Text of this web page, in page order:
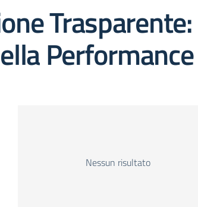
Trasparente:
Performance
Nessun risultato